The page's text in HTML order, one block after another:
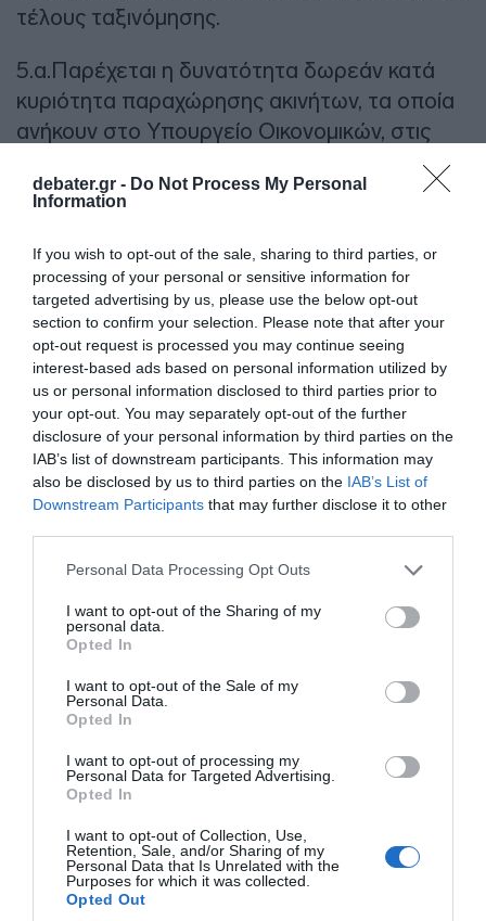
debater.gr - Do Not Process My Personal
Information
If you wish to opt-out of the sale, sharing to third parties, or
processing of your personal or sensitive information for
targeted advertising by us, please use the below opt-out
section to confirm your selection. Please note that after your
opt-out request is processed you may continue seeing
interest-based ads based on personal information utilized by
us or personal information disclosed to third parties prior to
your opt-out. You may separately opt-out of the further
disclosure of your personal information by third parties on the
IAB’s list of downstream participants. This information may
also be disclosed by us to third parties on the IAB’s List of
Downstream Participants that may further disclose it to other
Please note that this website/app uses one or more Google
not limited to your visit or usage behaviour. You may click to
grant or deny consent to Google and its third-party tags to
use your data for below specified purposes in below Google
consent section.
Personal Data Processing Opt Outs
I want to opt-out of the Sharing of my
personal data.
Opted In
I want to opt-out of the Sale of my
Personal Data.
Opted In
I want to opt-out of processing my
Personal Data for Targeted Advertising.
Opted In
I want to opt-out of Collection, Use,
Retention, Sale, and/or Sharing of my
Personal Data that Is Unrelated with the
Purposes for which it was collected.
Opted Out
τέλους ταξινόμησης.
5.α.Παρέχεται η δυνατότητα δωρεάν κατά
κυριότητα παραχώρησης ακινήτων, τα οποία
ανήκουν στο Υπουργείο Οικονομικών, στις
Περιφέρειες προς στέγαση των Υπηρεσιών
των Περιφερειών, με απόφαση του αρμοδίου
απόφαση αυτή αποτελεί τίτλο δεκτικό
μεταγραφής.
ΔΙΑΦΗΜΙΣΗ
Ανακαλείται η ως άνω παραχώρηση με όμοια
απόφαση, σε περίπτωση μη χρησιμοποίησης
των ακινήτων για τον σκοπό της
παραχώρησης καθώς και σε περίπτωση μη
διατήρησης της υποχρέωσης στέγασης των
ήδη υφισταμένων υπηρεσιών του
Αρχής Δημοσίων Εσόδων (Α.Α.Δ.Ε.) καθώς και
οποιασδήποτε άλλης υπηρεσίας.